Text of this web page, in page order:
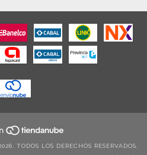
TODOS LOS DERECHOS RESERVADOS.